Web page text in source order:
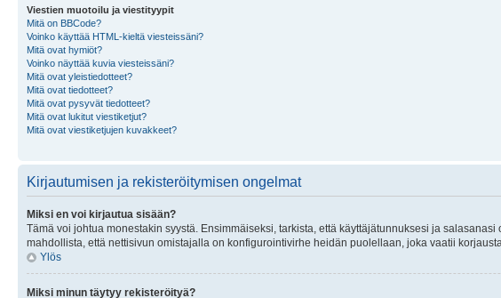
Viestien muotoilu ja viestityypit
Mitä on BBCode?
Voinko käyttää HTML-kieltä viesteissäni?
Mitä ovat hymiöt?
Voinko näyttää kuvia viesteissäni?
Mitä ovat yleistiedotteet?
Mitä ovat tiedotteet?
Mitä ovat pysyvät tiedotteet?
Mitä ovat lukitut viestiketjut?
Mitä ovat viestiketjujen kuvakkeet?
Kirjautumisen ja rekisteröitymisen ongelmat
Miksi en voi kirjautua sisään?
Tämä voi johtua monestakin syystä. Ensimmäiseksi, tarkista, että käyttäjätunnuksesi ja
mahdollista, että nettisivun omistajalla on konfigurointivirhe heidän puolellaan, joka vaatii
Ylös
Miksi minun täytyy rekisteröityä?